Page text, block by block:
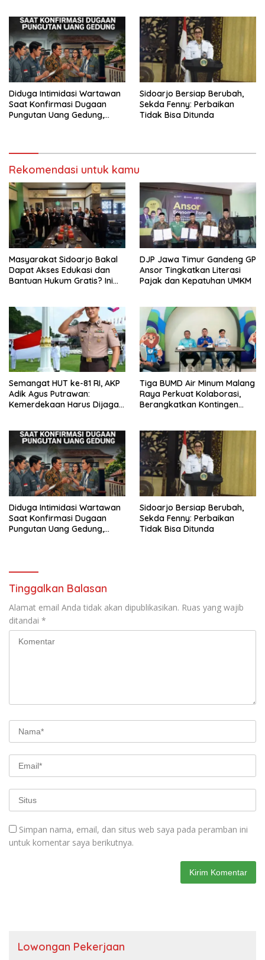
Diduga Intimidasi Wartawan
Saat Konfirmasi Dugaan
Pungutan Uang Gedung,
Sidoarjo Bersiap Berubah,
Sekda Fenny: Perbaikan
Tidak Bisa Ditunda
Rekomendasi untuk kamu
Masyarakat Sidoarjo Bakal
Dapat Akses Edukasi dan
Bantuan Hukum Gratis? Ini
DJP Jawa Timur Gandeng GP
Ansor Tingkatkan Literasi
Pajak dan Kepatuhan UMKM
Semangat HUT ke-81 RI, AKP
Adik Agus Putrawan:
Kemerdekaan Harus Dijaga
Tiga BUMD Air Minum Malang
Raya Perkuat Kolaborasi,
Berangkatkan Kontingen
Diduga Intimidasi Wartawan
Saat Konfirmasi Dugaan
Pungutan Uang Gedung,
Sidoarjo Bersiap Berubah,
Sekda Fenny: Perbaikan
Tidak Bisa Ditunda
Tinggalkan Balasan
Alamat email Anda tidak akan dipublikasikan. Ruas yang wajib
ditandai *
Simpan nama, email, dan situs web saya pada peramban ini
untuk komentar saya berikutnya.
Lowongan Pekerjaan